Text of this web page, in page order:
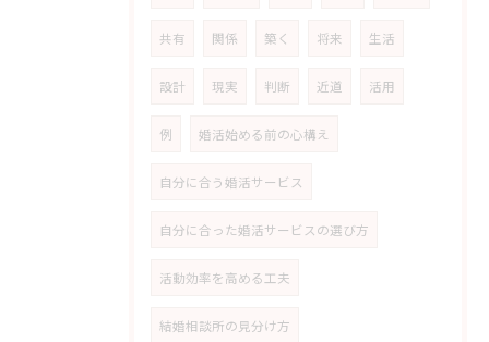
共有 関係 築く 将来 生活
設計 現実 判断 近道 活用
例 婚活始める前の心構え
自分に合う婚活サービス
自分に合った婚活サービスの選び方
活動効率を高める工夫
結婚相談所の見分け方